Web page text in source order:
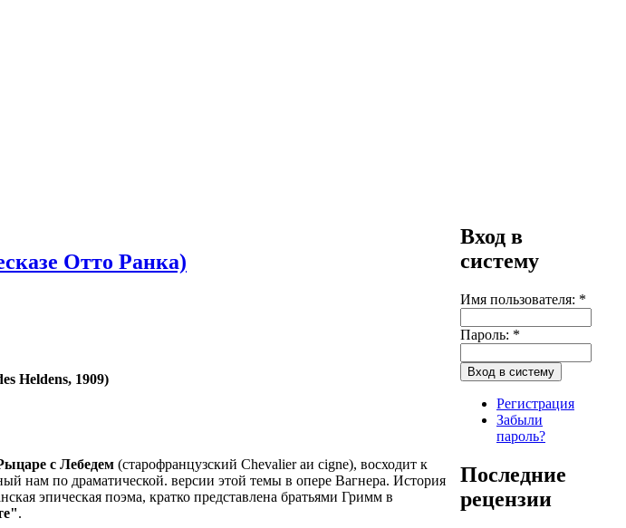
Отто Ранка)
Heldens, 1909)
с Лебедем (старофранцузский Chevalier аи cigne), восходит к
нам по драматической. версии этой темы в опере Вагнера. История
эпическая поэма, кратко представлена братьями Гримм в
.
Вход в
систему
Имя пользователя: *
Пароль: *
Регистрация
Забыли
пароль?
Последние
рецензии